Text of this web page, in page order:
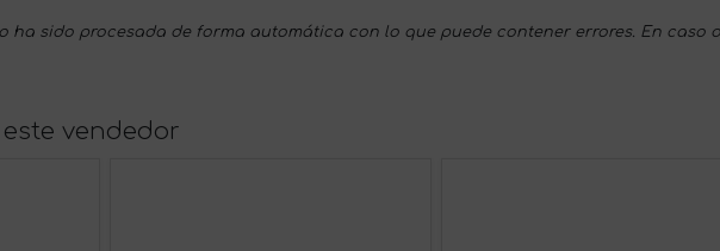
ha sido procesada de forma automática con lo que puede contener errores. En caso
vendedor